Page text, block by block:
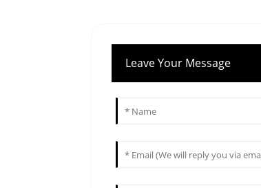
Leave Your Message